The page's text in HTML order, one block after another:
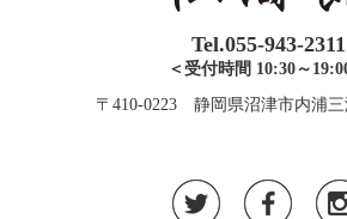
Tel.055-943-2311
＜受付時間 10:30～
〒410-0223 静岡県沼津市内浦